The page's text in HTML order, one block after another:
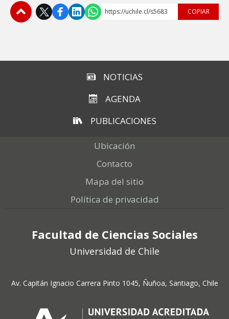
https://uchile.cl/s5683 COPIAR
NOTICIAS
AGENDA
PUBLICACIONES
Ubicación
Contacto
Mapa del sitio
Política de privacidad
Facultad de Ciencias Sociales
Universidad de Chile
Av. Capitán Ignacio Carrera Pinto 1045, Ñuñoa, Santiago, Chile